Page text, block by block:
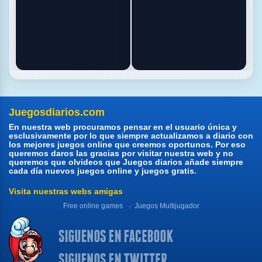
Juegosdiarios.com
En nuestra web procuramos pensar en el usuario única y
esclusivamente por lo que siempre actualizamos a diario con
los mejores juegos online que creemos oportunos. Por eso
queremos daros las gracias por visitar nuestra web y no
queremos que olvideos que Juegos diarios añade siempre
cada día nuevos juegos online y juegos gratis.
Visita nuestras webs amigas
Free online games Juegos Multijugador